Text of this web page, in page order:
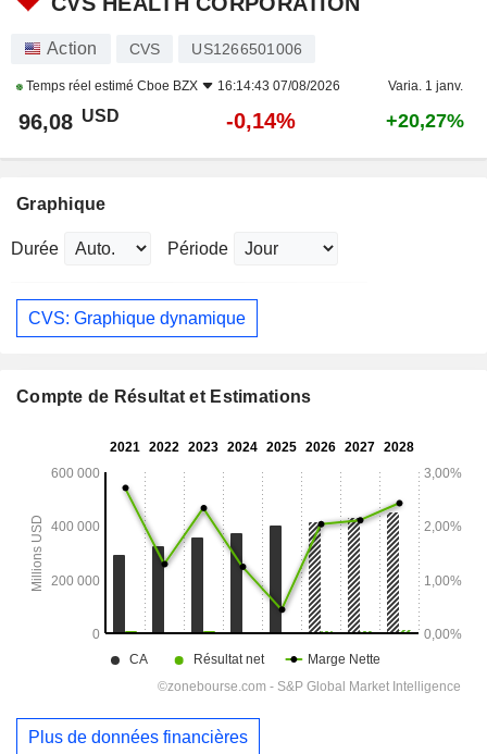
Action CVS US1266501006
Temps réel estimé Cboe BZX 16:14:43 07/08/2026 Varia. 1 janv.
96,08 USD -0,14% +20,27%
Graphique
Durée Période
CVS: Graphique dynamique
Compte de Résultat et Estimations
Plus de données financières